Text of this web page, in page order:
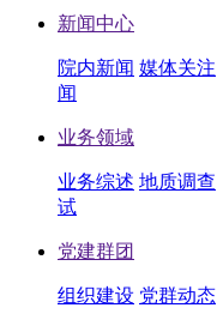
新闻中心
院内新闻 媒体关注
闻
业务领域
业务综述 地质调查
试
党建群团
组织建设 党群动态